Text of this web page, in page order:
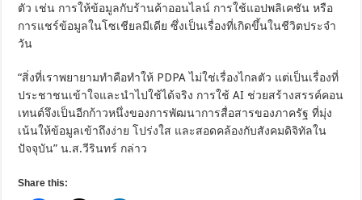
ตัว เช่น การให้ข้อมูลกับร้านค้าออนไลน์ การใช้แอปพลิเคชัน หรือ
การแชร์ข้อมูลในโซเชียลมีเดีย ซึ่งเป็นเรื่องที่เกิดขึ้นในชีวิตประจำ
วัน
“สิ่งที่เราพยายามทำคือทำให้ PDPA ไม่ใช่เรื่องไกลตัว แต่เป็นเรื่องที่
ประชาชนเข้าใจและนำไปใช้ได้จริง การใช้ AI ช่วยสร้างสรรค์คอน
เทนต์จึงเป็นอีกก้าวหนึ่งของการพัฒนาการสื่อสารของภาครัฐ ที่มุ่ง
เน้นให้ข้อมูลเข้าถึงง่าย โปร่งใส และสอดคล้องกับสังคมดิจิทัลใน
ปัจจุบัน” น.ส.วีรินทร์ กล่าว
Share this: